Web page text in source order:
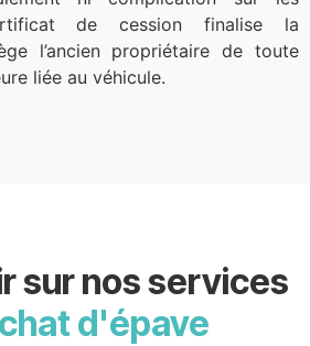
de cession finalise la
l’ancien propriétaire de toute
liée au véhicule.
sur nos services
d'épave